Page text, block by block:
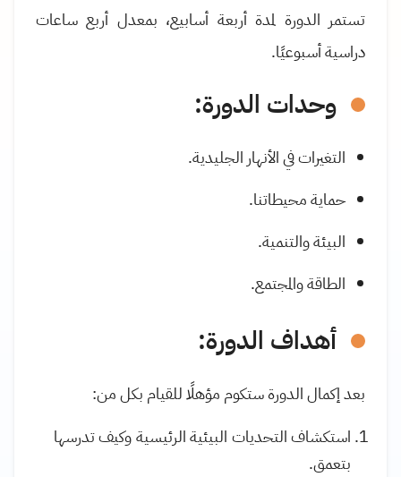
تستمر الدورة لمدة أربعة أسابيع، بمعدل أربع ساعات
دراسية أسبوعيًا.
وحدات الدورة:
التغيرات في الأنهار الجليدية.
حماية محيطاتنا.
البيئة والتنمية.
الطاقة والمجتمع.
أهداف الدورة:
بعد إكمال الدورة ستكوم مؤهلًا للقيام بكل من:
استكشاف التحديات البيئية الرئيسية وكيف تدرسها
بتعمق.